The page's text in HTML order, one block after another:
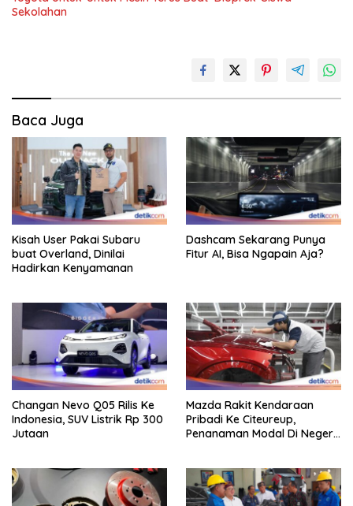
Sekolahan
Baca Juga
Kisah User Pakai Subaru
buat Overland, Dinilai
Hadirkan Kenyamanan
Dashcam Sekarang Punya
Fitur AI, Bisa Ngapain Aja?
Changan Nevo Q05 Rilis Ke
Indonesia, SUV Listrik Rp 300
Jutaan
Mazda Rakit Kendaraan
Pribadi Ke Citeureup,
Penanaman Modal Di Negeri